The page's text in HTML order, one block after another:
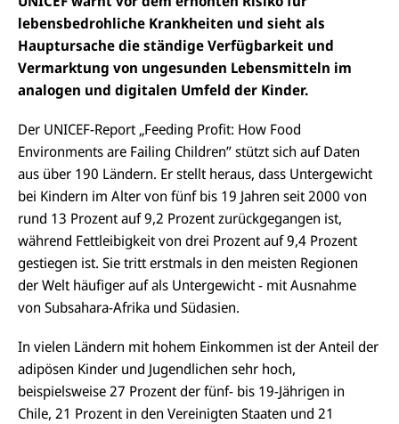
lebensbedrohliche Krankheiten und sieht als
Hauptursache die ständige Verfügbarkeit und
Vermarktung von ungesunden Lebensmitteln im
analogen und digitalen Umfeld der Kinder.
Der UNICEF-Report „Feeding Profit: How Food
Environmentsare Failing Children” stützt sich auf Daten
aus über 190 Ländern. Er stellt heraus, dass Untergewicht
bei Kindern im Alter von fünf bis 19 Jahren seit 2000 von
rund 13 Prozent auf 9,2 Prozent zurückgegangen ist,
während Fettleibigkeit von drei Prozent auf 9,4 Prozent
gestiegen ist. Sie tritt erstmals in den meisten Regionen
der Welt häufiger auf als Untergewicht - mit Ausnahme
von Subsahara-Afrika und Südasien.
In vielen Ländern mit hohem Einkommen ist der Anteil der
adipösen Kinder und Jugendlichen sehr hoch,
beispielsweise 27 Prozent der fünf- bis 19-Jährigen in
Chile, 21 Prozent in den Vereinigten Staaten und 21